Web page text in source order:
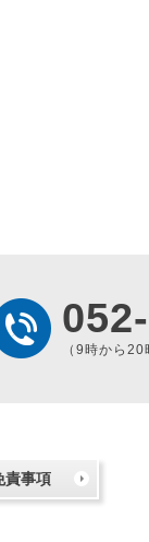
（9時から20
責事項